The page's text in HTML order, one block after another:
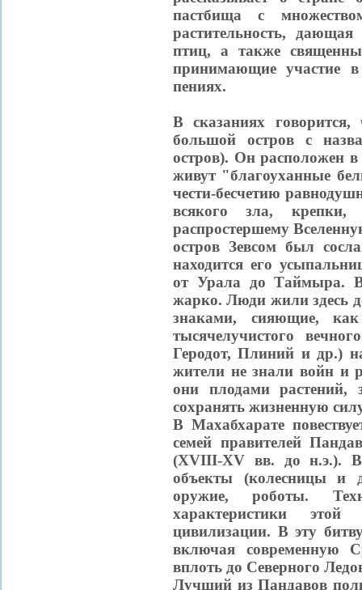
пастбища с
растительность,
птиц, а также
принимающие участие
пениях.
В сказаниях
большой остров с
остров). Он расположен
живут "благоуханные
чести-бесчетию
всякого зла,
распростершему
остров Зевсом был
находится его
от Урала до Таймыра.
жарко. Люди жили здесь
знаками, сияющие,
тысячелучистого
Геродот, Плиний и др.)
жители не знали войн и
они плодами
сохранять жизненную
В Махабхарате
семей правителей
(XVIII-XV вв. до н.э.). В
объекты (колесницы и
оружие, роботы.
характеристики этой
цивилизации. В эту
включая современную
вплоть до Северного
Лучший из Пандавов